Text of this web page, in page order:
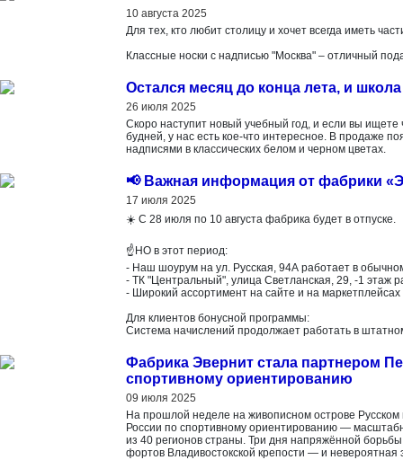
10 августа 2025
Для тех, кто любит столицу и хочет всегда иметь
Классные носки с надписью "Москва" – отличный
Остался месяц до конца лета, и
26 июля 2025
Скоро наступит новый учебный год, и если вы
будней, у нас есть кое-что интересное. В продаже
надписями в классических белом и черном цветах.
📢 Важная информация от фабрики
17 июля 2025
☀️ С 28 июля по 10 августа фабрика будет в отпуске.
☝️НО в этот период:
- Наш шоурум на ул. Русская, 94А работает в
- ТК "Центральный", улица Светланская, 29, -1 этаж
- Широкий ассортимент на сайте и на маркетплейсах
Для клиентов бонусной программы:
Система начислений продолжает работать в
Фабрика Эвернит стала партнером
спортивному ориентированию
09 июля 2025
На прошлой неделе на живописном острове
России по спортивному ориентированию —
из 40 регионов страны. Три дня напряжённой
фортов Владивостокской крепости — и невероятная